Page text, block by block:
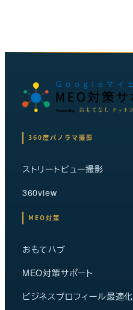
360度パノラマ撮影
ストリートビュー撮影
360view
MEO対策
おもてハブ
MEO対策サポート
ビジネスプロフィール最適化